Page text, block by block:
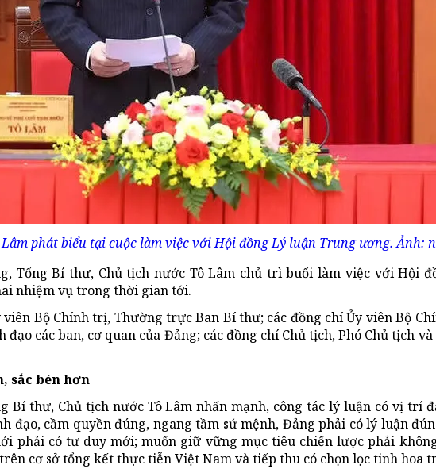
phát biểu tại cuộc làm việc với Hội đồng Lý luận Trung ương. Ảnh:
Tổng Bí thư, Chủ tịch nước Tô Lâm chủ trì buổi làm việc với Hội
nhiệm vụ trong thời gian tới.
viên Bộ Chính trị, Thường trực Ban Bí thư; các đồng chí Ủy viên Bộ
các ban, cơ quan của Đảng; các đồng chí Chủ tịch, Phó Chủ tịch
sắc bén hơn
Bí thư, Chủ tịch nước Tô Lâm nhấn mạnh, công tác lý luận có vị trí
đạo, cầm quyền đúng, ngang tầm sứ mệnh, Đảng phải có lý luận
phải có tư duy mới; muốn giữ vững mục tiêu chiến lược phải
cơ sở tổng kết thực tiễn Việt Nam và tiếp thu có chọn lọc tinh hoa